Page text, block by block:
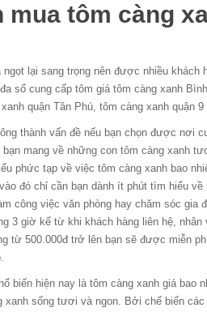
mua tôm càng
lại sang trọng nên được nhiều
số cung cấp tôm giá tôm càng xanh
quận Tân Phú, tôm càng xanh quận
thành vấn đề nếu bạn chọn được nơi
mang về những con tôm càng xanh
phức tạp về việc tôm càng xanh bao
đó chỉ cần bạn dành ít phút tìm hiểu
công việc văn phòng hay chăm sóc
3 giờ kể từ khi khách hàng liên hệ,
từ 500.000đ trở lên bạn sẽ được miễn
biến hiện nay là tôm càng xanh giá bao
sống tươi và ngon. Bởi chế biến